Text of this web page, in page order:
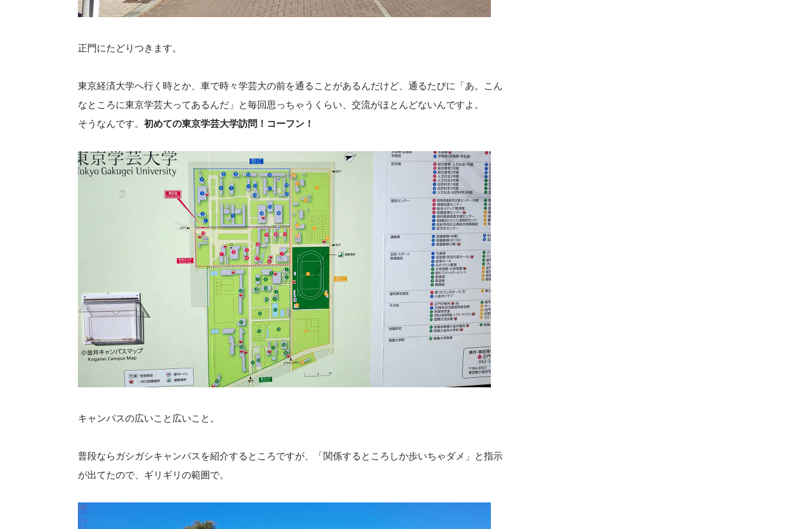
正門にたどりつきます。
東京経済大学へ行く時とか、車で時々学芸大の前を通ることがあるんだけど、通るたびに「あ。こん
なところに東京学芸大ってあるんだ」と毎回思っちゃうくらい、交流がほとんどないんですよ。
そうなんです。 初めての東京学芸大学訪問！コーフン！
キャンパスの広いこと広いこと。
普段ならガシガシキャンパスを紹介するところですが、「関係するところしか歩いちゃダメ」と指示
が出てたので、ギリギリの範囲で。